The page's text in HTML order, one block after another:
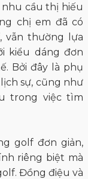
cầu thị hiếu
chị em đã có
vẫn thường lựa
kiểu dáng đơn
Bởi đây là phụ
sự, cũng như
trong việc tìm
golf đơn giản,
riêng biệt mà
Đồng điệu và